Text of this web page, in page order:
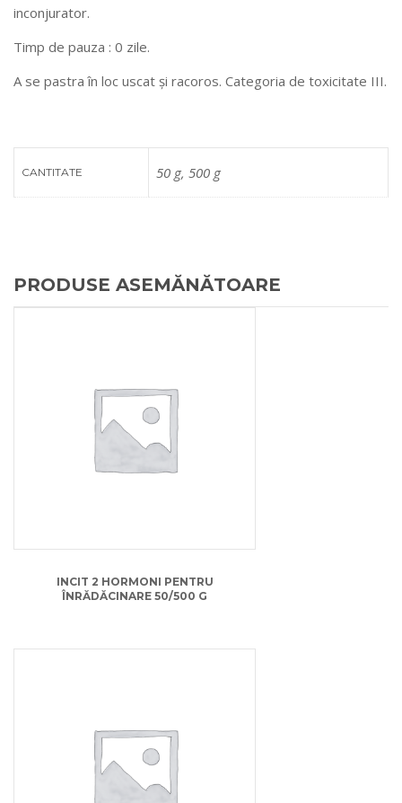
inconjurator.
Timp de pauza : 0 zile.
A se pastra în loc uscat și racoros. Categoria de toxicitate III.
CANTITATE 50 g, 500 g
PRODUSE ASEMĂNĂTOARE
15.00lei
INCIT 2 HORMONI PENTRU
ÎNRĂDĂCINARE 50/500 G
23.00lei